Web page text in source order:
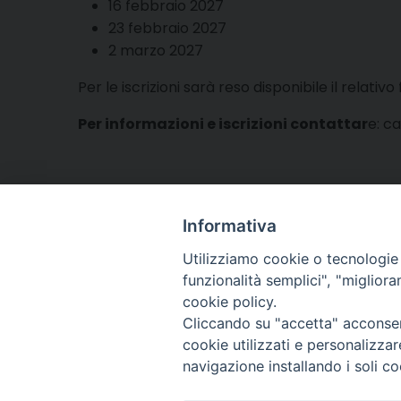
16 febbraio 2027
23 febbraio 2027
2 marzo 2027
Per le iscrizioni sarà reso disponibile il relativo
Per informazioni e iscrizioni contattare:
Arcidiocesi di Torino
Servizio diocesano
Via dell'Arcivescovado
Informativa
Utilizziamo cookie o
funzionalità semplici",
cookie policy.
Cliccando su "accetta"
cookie utilizzati e
navigazione installando i soli